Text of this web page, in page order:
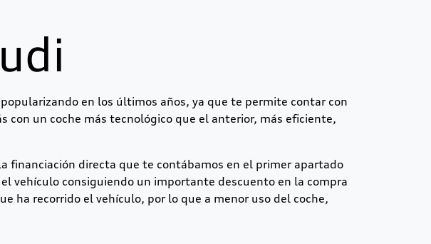
en los últimos años, ya que te permite contar con
con un coche más tecnológico que el anterior, más eficiente,
financiación directa que te contábamos en el primer apartado
vehículo consiguiendo un importante descuento en la compra
ha recorrido el vehículo, por lo que a menor uso del coche,